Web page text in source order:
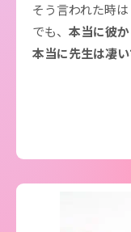
そう言われた時
でも、 本当に彼
本当に先生は凄い